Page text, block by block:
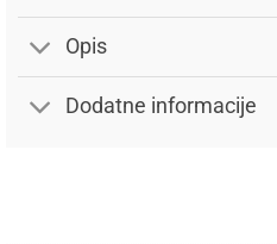
Opis
Dodatne informacije